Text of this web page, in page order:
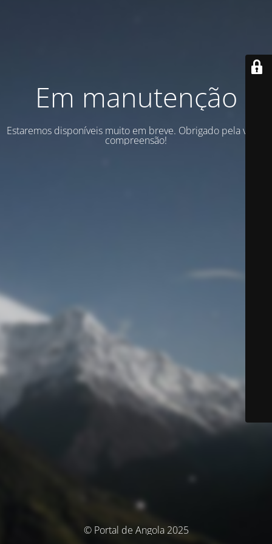
Em manutenção
Estaremos disponíveis muito em breve. Obrigado pela vossa
compreensão!
© Portal de Angola 2025